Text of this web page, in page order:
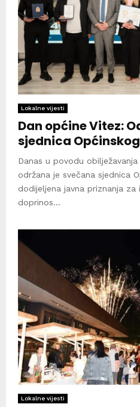
Lokalne vijesti
Dan općine Vitez:
sjednica
Danas u povodu
održana je svečana sjednica
dodijeljena javna priznanja
doprinos...
Lokalne vijesti